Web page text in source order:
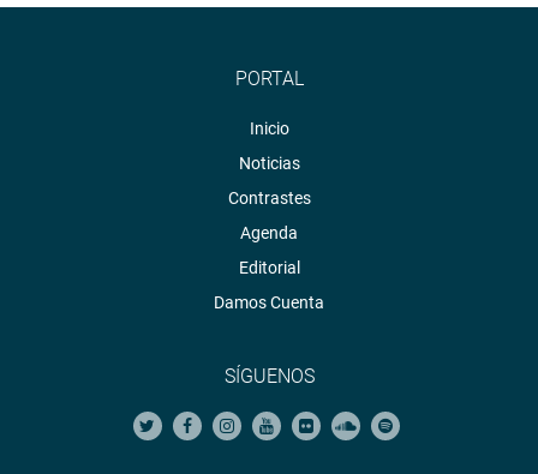
PORTAL
Inicio
Noticias
Contrastes
Agenda
Editorial
Damos Cuenta
SÍGUENOS